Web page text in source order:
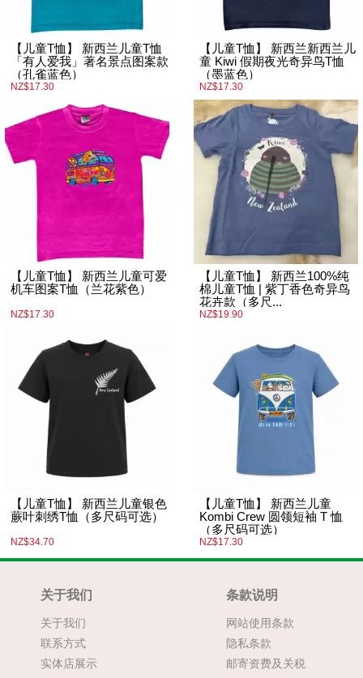
【儿童T恤】 新西兰儿童T恤
「有人爱我」著名景点图案款
（孔雀蓝色）
NZ$17.30
【儿童T恤】 新西兰新西兰儿
童 Kiwi 假期夜光奇异鸟T恤
（墨蓝色）
NZ$17.30
【儿童T恤】 新西兰儿童可爱
机车图案T恤（兰花紫色）
NZ$17.30
【儿童T恤】 新西兰100%纯
棉儿童T恤 | 紫丁香色奇异鸟
花卉款（多尺...
NZ$19.90
【儿童T恤】 新西兰儿童银色
蕨叶刺绣T恤（多尺码可选）
NZ$34.70
【儿童T恤】 新西兰儿童
Kombi Crew 圆领短袖 T 恤
（多尺码可选）
NZ$17.30
关于我们
关于我们
联系方式
实体店展示
条款说明
网站使用条款
隐私条款
邮寄资费及关税